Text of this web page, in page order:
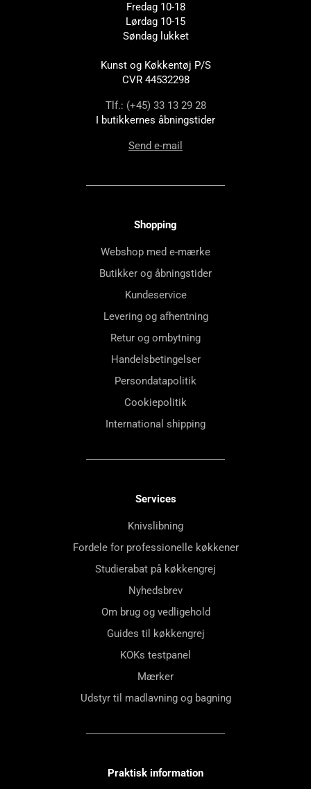
Fredag 10-18
Lørdag 10-15
Søndag lukket
Kunst og Køkkentøj P/S
CVR 44532298
Tlf.: (+45) 33 13 29 28
I butikkernes åbningstider
Send e-mail
Shopping
Webshop med e-mærke
Butikker og åbningstider
Kundeservice
Levering og afhentning
Retur og ombytning
Handelsbetingelser
Persondatapolitik
Cookiepolitik
International shipping
Services
Knivslibning
Fordele for professionelle køkkener
Studierabat på køkkengrej
Nyhedsbrev
Om brug og vedligehold
Guides til køkkengrej
KOKs testpanel
Mærker
Udstyr til madlavning og bagning
Praktisk information